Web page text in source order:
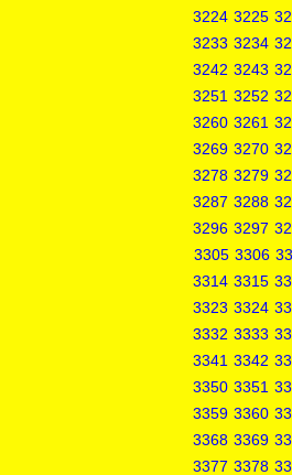
3224 3225
3233 3234
3242 3243
3251 3252
3260 3261
3269 3270
3278 3279
3287 3288
3296 3297
3305 3306
3314 3315
3323 3324
3332 3333
3341 3342
3350 3351
3359 3360
3368 3369
3377 3378